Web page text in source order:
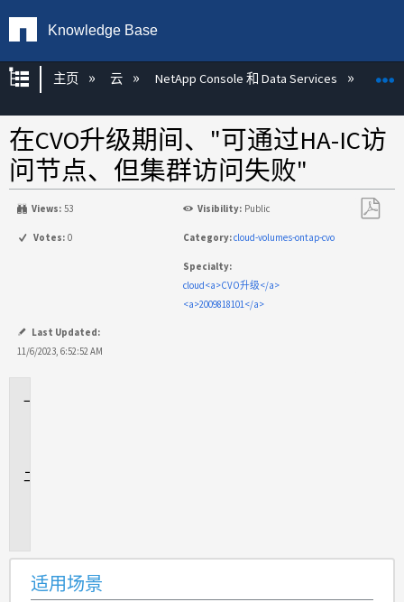
Knowledge Base
扩展/隐缩全局层次
主页 云 NetApp Console 和 Data Services
在CVO升级期间、"可通过HA-IC访
问节点、但集群访问失败"
Views: 53 Visibility: Public
Votes: 0 Category:cloud-volumes-ontap-cvo
Specialty:
cloud<a>CVO升级</a>
<a>2009818101</a>
Last Updated:
11/6/2023, 6:52:52 AM
适用场景